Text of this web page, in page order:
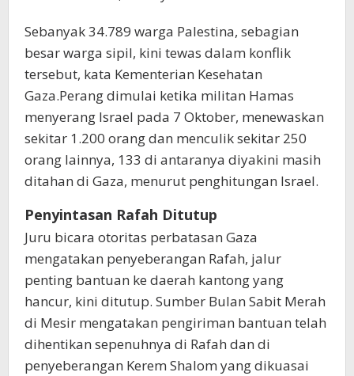
Sebanyak 34.789 warga Palestina, sebagian
besar warga sipil, kini tewas dalam konflik
tersebut, kata Kementerian Kesehatan
Gaza.Perang dimulai ketika militan Hamas
menyerang Israel pada 7 Oktober, menewaskan
sekitar 1.200 orang dan menculik sekitar 250
orang lainnya, 133 di antaranya diyakini masih
ditahan di Gaza, menurut penghitungan Israel.
Penyintasan Rafah Ditutup
Juru bicara otoritas perbatasan Gaza
mengatakan penyeberangan Rafah, jalur
penting bantuan ke daerah kantong yang
hancur, kini ditutup. Sumber Bulan Sabit Merah
di Mesir mengatakan pengiriman bantuan telah
dihentikan sepenuhnya di Rafah dan di
penyeberangan Kerem Shalom yang dikuasai